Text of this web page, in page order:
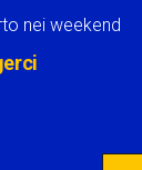
nei weekend